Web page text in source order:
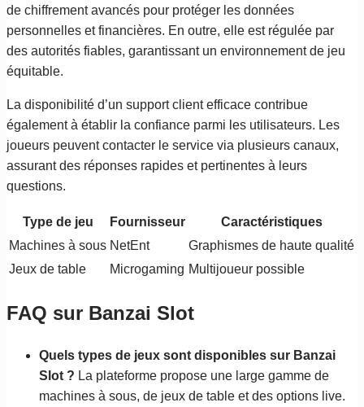
de chiffrement avancés pour protéger les données
personnelles et financières. En outre, elle est régulée par
des autorités fiables, garantissant un environnement de jeu
équitable.
La disponibilité d’un support client efficace contribue
également à établir la confiance parmi les utilisateurs. Les
joueurs peuvent contacter le service via plusieurs canaux,
assurant des réponses rapides et pertinentes à leurs
questions.
Type de jeu Fournisseur
Caractéristiques
Machines à sous NetEnt
Graphismes de haute qualité
Jeux de table
Microgaming Multijoueur possible
FAQ sur Banzai Slot
Quels types de jeux sont disponibles sur Banzai
Slot ? La plateforme propose une large gamme de
machines à sous, de jeux de table et des options live.